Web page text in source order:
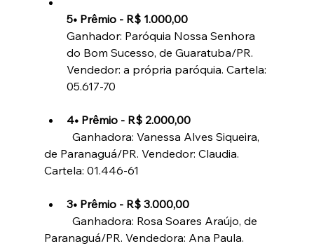
5• Prêmio - R$ 1.000,00
Ganhador: Paróquia Nossa Senhora
do Bom Sucesso, de Guaratuba/PR.
Vendedor: a própria paróquia. Cartela:
05.617-70
4• Prêmio - R$ 2.000,00
de Paranaguá/PR. Vendedor: Claudia.
Cartela: 01.446-61
3• Prêmio - R$ 3.000,00
Paranaguá/PR. Vendedora: Ana Paula.